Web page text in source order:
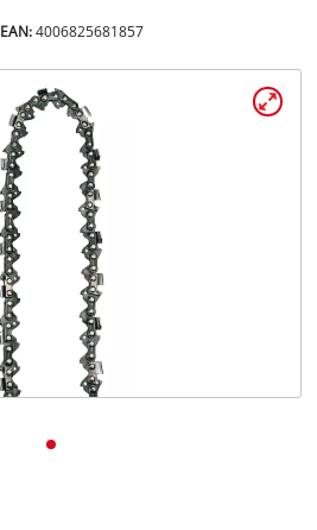
EAN:4006825681857